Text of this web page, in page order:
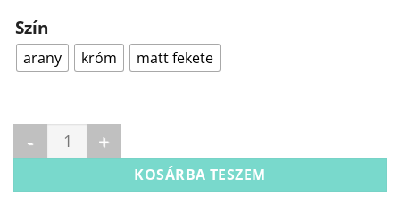
Szín
arany króm matt fekete
ILLUSION II szabadonálló csaptelep mennyiség
KOSÁRBA TESZEM